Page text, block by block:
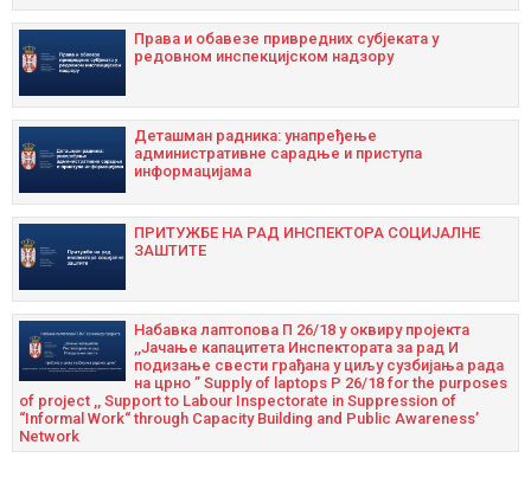
Права и обавезе привредних субјеката у
редовном инспекцијском надзору
Дeташман радника: унапрeђeњe
административнe сарадњe и приступа
информацијама
ПРИТУЖБЕ НА РАД ИНСПЕКТОРА СОЦИЈАЛНЕ
ЗАШТИТЕ
Набавка лаптопова П 26/18 у оквиру пројекта
,,Јачање капацитета Инспектората за рад И
подизање свести грађана у циљу сузбијања рада
на црно ” Supply of laptops P 26/18 for the purposes
of project ,, Support to Labour Inspectorate in Suppression of
“Informal Work“ through Capacity Building and Public Awareness’
Network